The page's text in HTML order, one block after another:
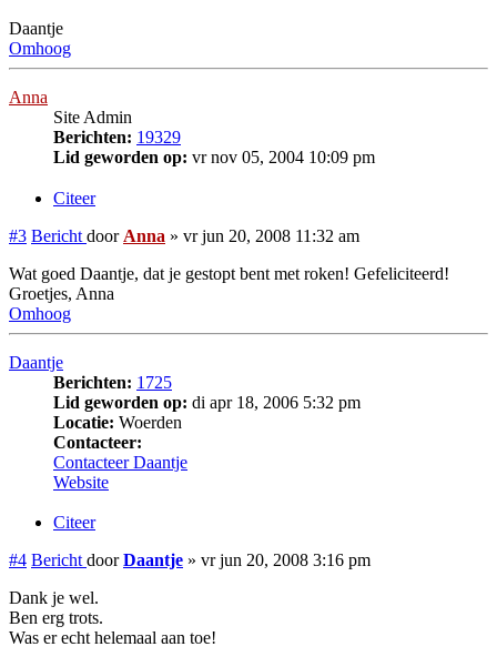
Daantje
Omhoog
Anna
Site Admin
Berichten: 19329
Lid geworden op: vr nov 05, 2004 10:09 pm
Citeer
#3 Bericht door Anna » vr jun 20, 2008 11:32 am
Wat goed Daantje, dat je gestopt bent met roken! Gefeliciteerd!
Groetjes, Anna
Omhoog
Daantje
Berichten: 1725
Lid geworden op: di apr 18, 2006 5:32 pm
Locatie: Woerden
Contacteer:
Contacteer Daantje
Website
Citeer
#4 Bericht doorDaantje » vr jun 20, 2008 3:16 pm
Dank je wel.
Ben erg trots.
Was er echt helemaal aan toe!